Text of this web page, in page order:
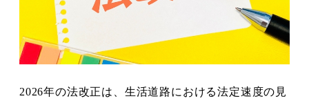
2026年の法改正は、生活道路における法定速度の見